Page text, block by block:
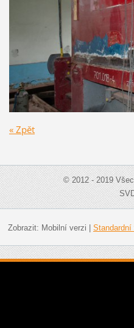
« Zpět
© 2012 - 2019
Zobrazit: Mobilní verzi | Standardní